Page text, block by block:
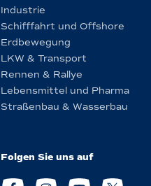
Industrie
Schifffahrt und Offshore
Erdbewegung
LKW & Transport
Rennen & Rallye
Lebensmittel und Pharma
Straßenbau & Wasserbau
Folgen Sie uns auf